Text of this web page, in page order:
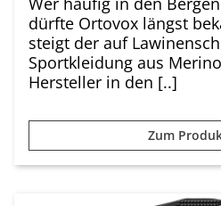
dürfte Ortovox längst
steigt der auf
Sportkleidung aus
Hersteller in den [..]
Zum